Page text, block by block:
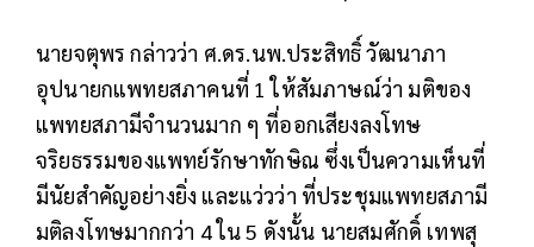
นายจตุพร กล่าวว่า ศ.ดร.นพ.ประสิทธิ์ วัฒนาภา
อุปนายกแพทยสภาคนที่ 1 ให้สัมภาษณ์ว่า มติของ
แพทยสภามีจำนวนมาก ๆ ที่ออกเสียงลงโทษ
จริยธรรมของแพทย์รักษาทักษิณ ซึ่งเป็นความเห็นที่
มีนัยสำคัญอย่างยิ่ง และแว่วว่า ที่ประชุมแพทยสภามี
มติลงโทษมากกว่า 4 ใน 5 ดังนั้น นายสมศักดิ์ เทพสุ